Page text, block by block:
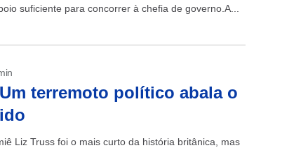
suficiente para concorrer à chefia de governo.A...
terremoto político abala o
Liz Truss foi o mais curto da história britânica, mas